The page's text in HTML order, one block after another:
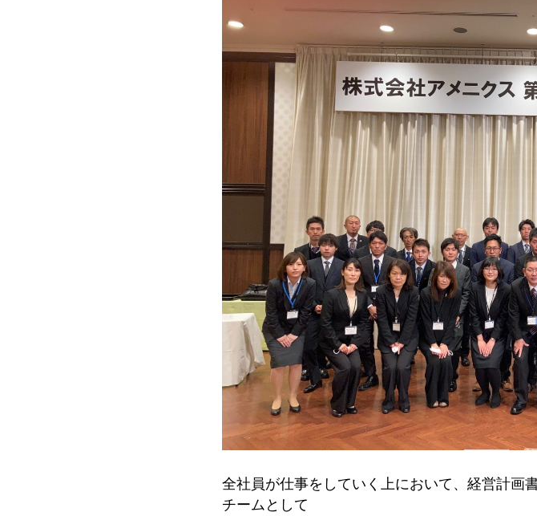
全社員が仕事をしていく上において、経営計画
チームとして